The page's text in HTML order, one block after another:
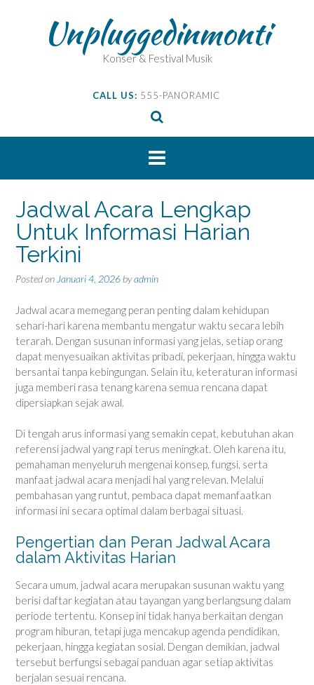
Unpluggedinmonti
Konser & Festival Musik
CALL US: 555-PANORAMIC
Jadwal Acara Lengkap
Untuk Informasi Harian
Terkini
Posted on Januari 4, 2026 byadmin
Jadwal acara memegang peran penting dalam kehidupan
sehari-hari karena membantu mengatur waktu secara lebih
terarah. Dengan susunan informasi yang jelas, setiap orang
dapat menyesuaikan aktivitas pribadi, pekerjaan, hingga waktu
bersantai tanpa kebingungan. Selain itu, keteraturan informasi
juga memberi rasa tenang karena semua rencana dapat
dipersiapkan sejak awal.
Di tengah arus informasi yang semakin cepat, kebutuhan akan
referensi jadwal yang rapi terus meningkat. Oleh karena itu,
pemahaman menyeluruh mengenai konsep, fungsi, serta
manfaat jadwal acara menjadi hal yang relevan. Melalui
pembahasan yang runtut, pembaca dapat memanfaatkan
informasi ini secara optimal dalam berbagai situasi.
Pengertian dan Peran Jadwal Acara
dalam Aktivitas Harian
Secara umum, jadwal acara merupakan susunan waktu yang
berisi daftar kegiatan atau tayangan yang berlangsung dalam
periode tertentu. Konsep ini tidak hanya berkaitan dengan
program hiburan, tetapi juga mencakup agenda pendidikan,
pekerjaan, hingga kegiatan sosial. Dengan demikian, jadwal
tersebut berfungsi sebagai panduan agar setiap aktivitas
berjalan sesuai rencana.